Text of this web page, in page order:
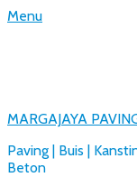
Menu
MARGAJAYA
Paving | Buis |
Beton